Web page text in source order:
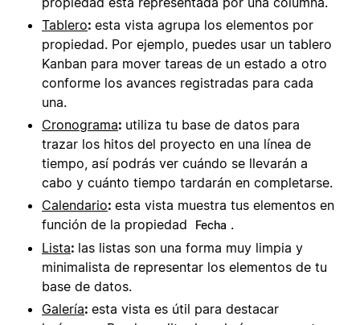
Tablero: esta vista agrupa los elementos por
propiedad. Por ejemplo, puedes usar un tablero
Kanban para mover tareas de un estado a otro
conforme los avances registradas para cada
una.
Cronograma: utiliza tu base de datos para
trazar los hitos del proyecto en una línea de
tiempo, así podrás ver cuándo se llevarán a
cabo y cuánto tiempo tardarán en completarse.
Calendario: esta vista muestra tus elementos en
función de la propiedad
Fecha .
Lista: las listas son una forma muy limpia y
minimalista de representar los elementos de tu
base de datos.
Galería: esta vista es útil para destacar